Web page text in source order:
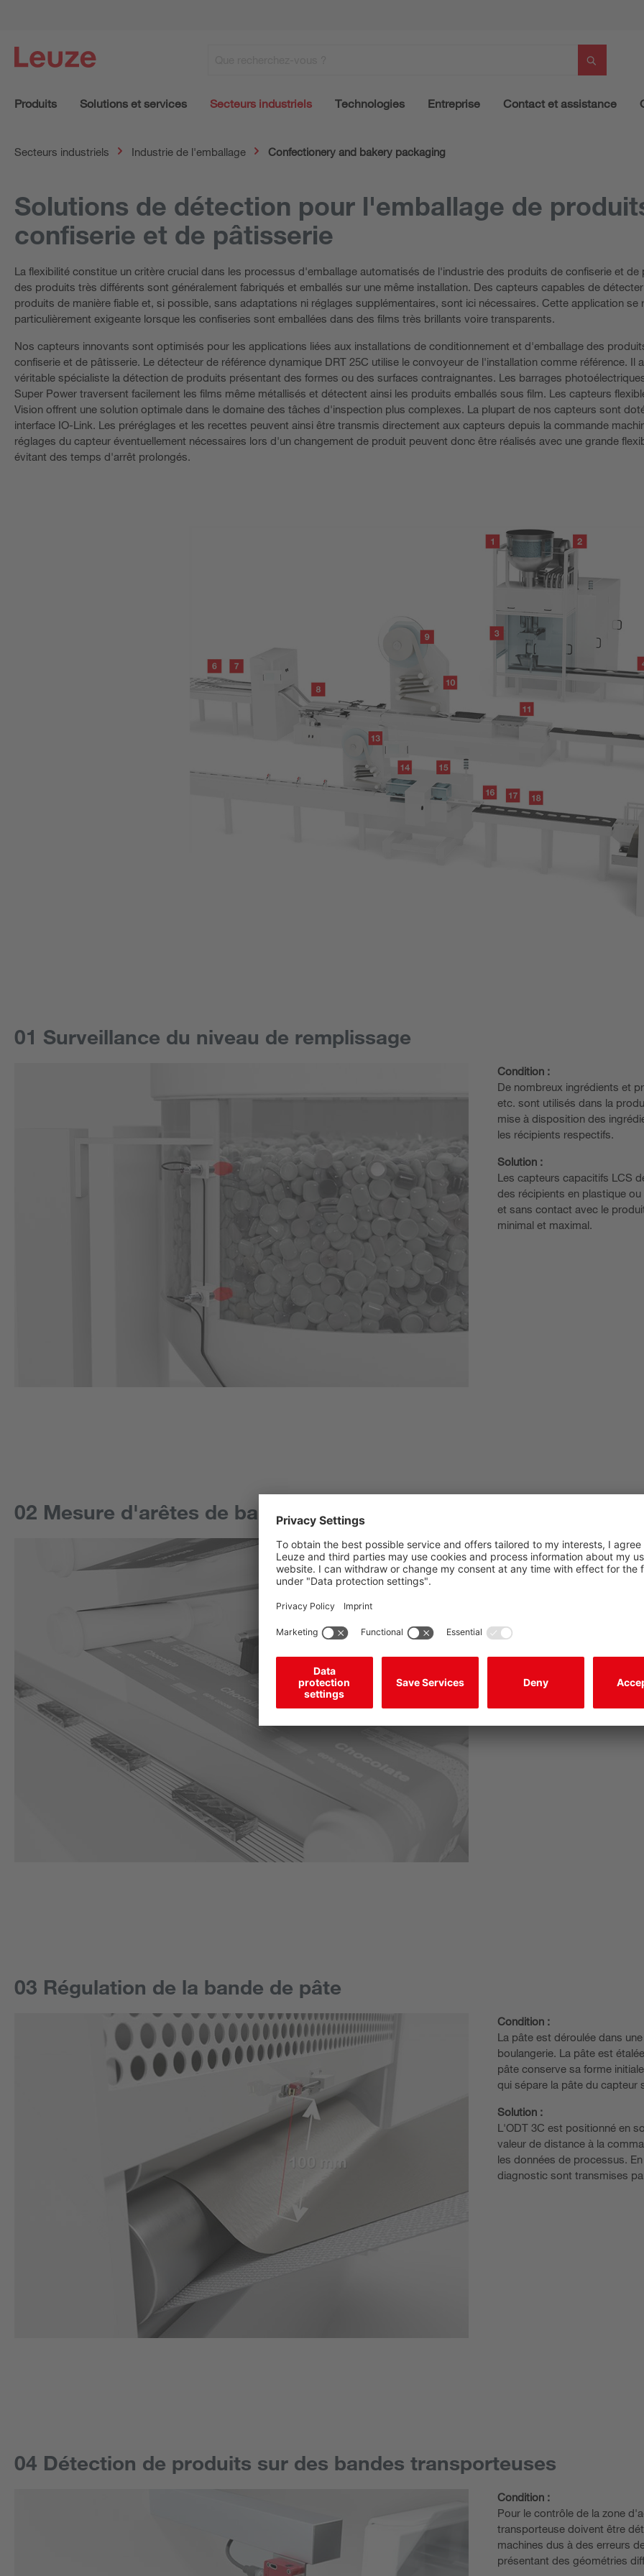
Produits Solutions et services Secteurs industriels Technologies Entreprise Contact et assistance
Secteurs industriels Industrie de l'emballage Confectionery and bakery packaging
Solutions de détection pour l'emballage de
confiserie et de pâtisserie
La flexibilité constitue un critère crucial dans les processus d'emballage automatisés de l'industrie des produits de confiserie et de
des produits très différents sont généralement fabriqués et emballés sur une même installation. Des capteurs capables de
produits de manière fiable et, si possible, sans adaptations ni réglages supplémentaires, sont ici nécessaires. Cette application se
particulièrement exigeante lorsque les confiseries sont emballées dans des films très brillants voire transparents.
Nos capteurs innovants sont optimisés pour les applications liées aux installations de conditionnement et d'emballage des
confiserie et de pâtisserie. Le détecteur de référence dynamique DRT 25C utilise le convoyeur de l'installation comme référence. Il
véritable spécialiste la détection de produits présentant des formes ou des surfaces contraignantes. Les barrages
Super Power traversent facilement les films même métallisés et détectent ainsi les produits emballés sous film. Les capteurs
Vision offrent une solution optimale dans le domaine des tâches d'inspection plus complexes. La plupart de nos capteurs sont
interface IO-Link. Les préréglages et les recettes peuvent ainsi être transmis directement aux capteurs depuis la commande
réglages du capteur éventuellement nécessaires lors d'un changement de produit peuvent donc être réalisés avec une grande
évitant des temps d'arrêt prolongés.
01 Surveillance du niveau de remplissage
Condition :
De nombreux ingrédients et
etc. sont utilisés dans la
mise à disposition des
les récipients respectifs.
Solution :
Les capteurs capacitifs LCS
des récipients en plastique
et sans contact avec le
minimal et maximal.
02 Mesure d'arêtes de bande
Condition :
Pour garantir un défilement
de bande le long de la
La fourche mesurante GS
nombre de matériaux.
03 Régulation de la bande de pâte
Condition :
La pâte est déroulée dans
boulangerie. La pâte est
pâte conserve sa forme
qui sépare la pâte du capteur
Solution :
L'ODT 3C est positionné en
valeur de distance à la
les données de processus.
diagnostic sont transmises
04 Détection de produits sur des bandes transporteuses
Condition :
Pour le contrôle de la zone
transporteuse doivent être
machines dus à des erreurs
présentant des géométries